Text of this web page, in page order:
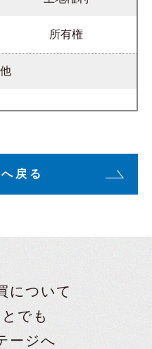
所有権
戻る
について
でも
ージへ